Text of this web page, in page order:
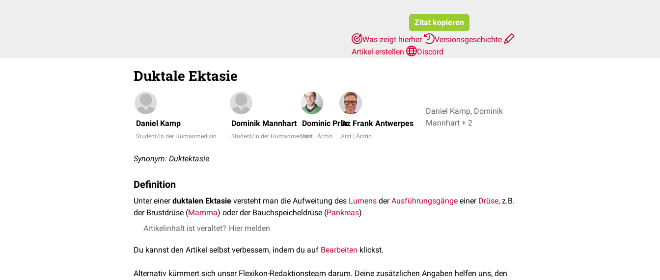
Zitat kopieren
Was zeigt hierher
Versionsgeschichte
Artikel erstellen
Discord
Duktale Ektasie
Daniel Kamp
Student/in der Humanmedizin
Dominik Mannhart
Student/in der Humanmedizin
Dominic Prinz
Arzt | Ärztin
Dr. Frank Antwerpes
Arzt | Ärztin
Daniel Kamp, Dominik
Mannhart + 2
Synonym: Duktektasie
Definition
Unter einerduktalen Ektasie versteht man die Aufweitung des Lumens derAusführungsgänge einer Drüse, z.B.
der Brustdrüse (Mamma) oder der Bauchspeicheldrüse (Pankreas).
Artikelinhalt ist veraltet? Hier melden
Du kannst den Artikel selbst verbessern, indem du auf Bearbeiten klickst.
Alternativ kümmert sich unser Flexikon-Redaktionsteam darum. Deine zusätzlichen Angaben helfen uns, den